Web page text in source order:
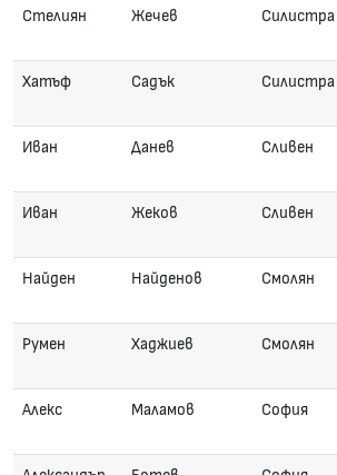
Стелиян Жечев Силистра
Хатъф Садък Силистра
Иван Данев Сливен
Иван Жеков Сливен
Найден Найденов Смолян
Румен Хаджиев Смолян
Алекс Маламов София